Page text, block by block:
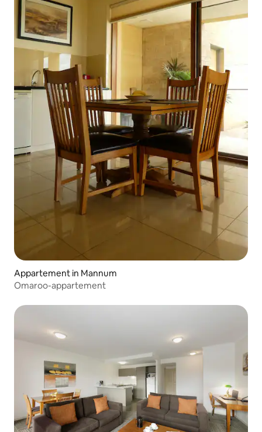
href="https://
of stuur een e-mail naar <a
href="https://lakesideservicedapartment.com.au/contact-
us/">info@lakesideservicedapartment.com.au</a>
</p> </td> </tr> </tbody> </table>
Appartement in Mannum
Omaroo-appartement